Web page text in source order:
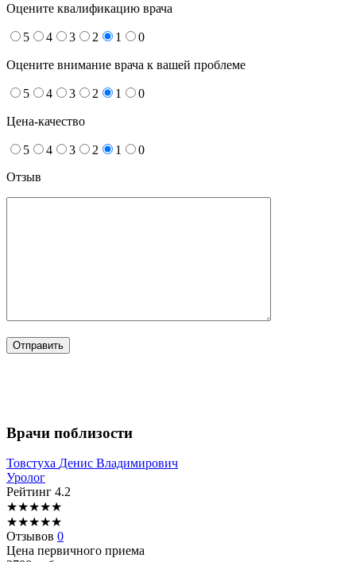
Оцените квалификацию врача
5 4 3 2 1 0
Оцените внимание врача к вашей проблеме
5 4 3 2 1 0
Цена-качество
5 4 3 2 1
0
Отзыв
Врачи поблизости
Товстуха Денис Владимирович
Уролог
Рейтинг 4.2
★★★★★
★★★★★
Отзывов 0
Цена первичного приема